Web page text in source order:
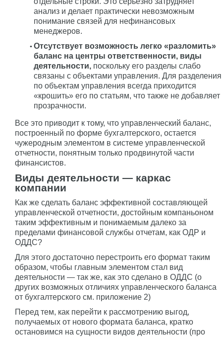
анализ и делает практически невозможным
понимание связей для нефинансовых
менеджеров.
Отсутствует возможность легко «разломить»
баланс на центры ответственности, виды
деятельности, поскольку его разделы слабо
связаны с объектами управления. Для разделения
по объектам управления всегда приходится
«крошить» его по статьям, что также не добавляет
прозрачности.
Все это приводит к тому, что управленческий баланс,
построенный по форме бухгалтерского, остается
чужеродным элементом в системе управленческой
отчетности, понятным только продвинутой части
финансистов.
Виды деятельности — каркас
компании
Как же сделать баланс эффективной составляющей
управленческой отчетности, достойным компаньоном
таким эффективным и понимаемым далеко за
пределами финансовой службы отчетам, как ОДР и
ОДДС?
Для этого достаточно перестроить его формат таким
образом, чтобы главным элементом стал вид
деятельности — так же, как это сделано в ОДДС (о
других возможных отличиях управленческого баланса
от бухгалтерского см. приложение 2)
Перед тем, как перейти к рассмотрению выгод,
получаемых от нового формата баланса, кратко
остановимся на сущности видов деятельности (про